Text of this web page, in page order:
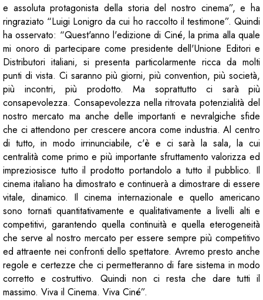
e assoluta protagonista della storia del nostro cinema”, e ha
ringraziato “Luigi Lonigro da cui ho raccolto il testimone”. Quindi
ha osservato: “Quest'anno l'edizione di Ciné, la prima alla quale
mi onoro di partecipare come presidente dell'Unione Editori e
Distributori italiani, si presenta particolarmente ricca da molti
punti di vista. Ci saranno più giorni, più convention, più società,
più incontri, più prodotto. Ma soprattutto ci sarà più
consapevolezza. Consapevolezza nella ritrovata potenzialità del
nostro mercato ma anche delle importanti e nevralgiche sfide
che ci attendono per crescere ancora come industria. Al centro
di tutto, in modo irrinunciabile, c'è e ci sarà la sala, la cui
centralità come primo e più importante sfruttamento valorizza ed
impreziosisce tutto il prodotto portandolo a tutto il pubblico. Il
cinema italiano ha dimostrato e continuerà a dimostrare di essere
vitale, dinamico. Il cinema internazionale e quello americano
sono tornati quantitativamente e qualitativamente a livelli alti e
competitivi, garantendo quella continuità e quella eterogeneità
che serve al nostro mercato per essere sempre più competitivo
ed attraente nei confronti dello spettatore. Avremo presto anche
regole e certezze che ci permetteranno di fare sistema in modo
corretto e costruttivo. Quindi non ci resta che dare tutti il
massimo. Viva il Cinema. Viva Ciné”.